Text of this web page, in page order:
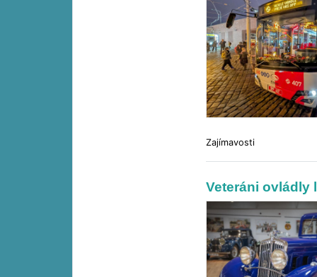
Zajímavosti
Veteráni ovládly